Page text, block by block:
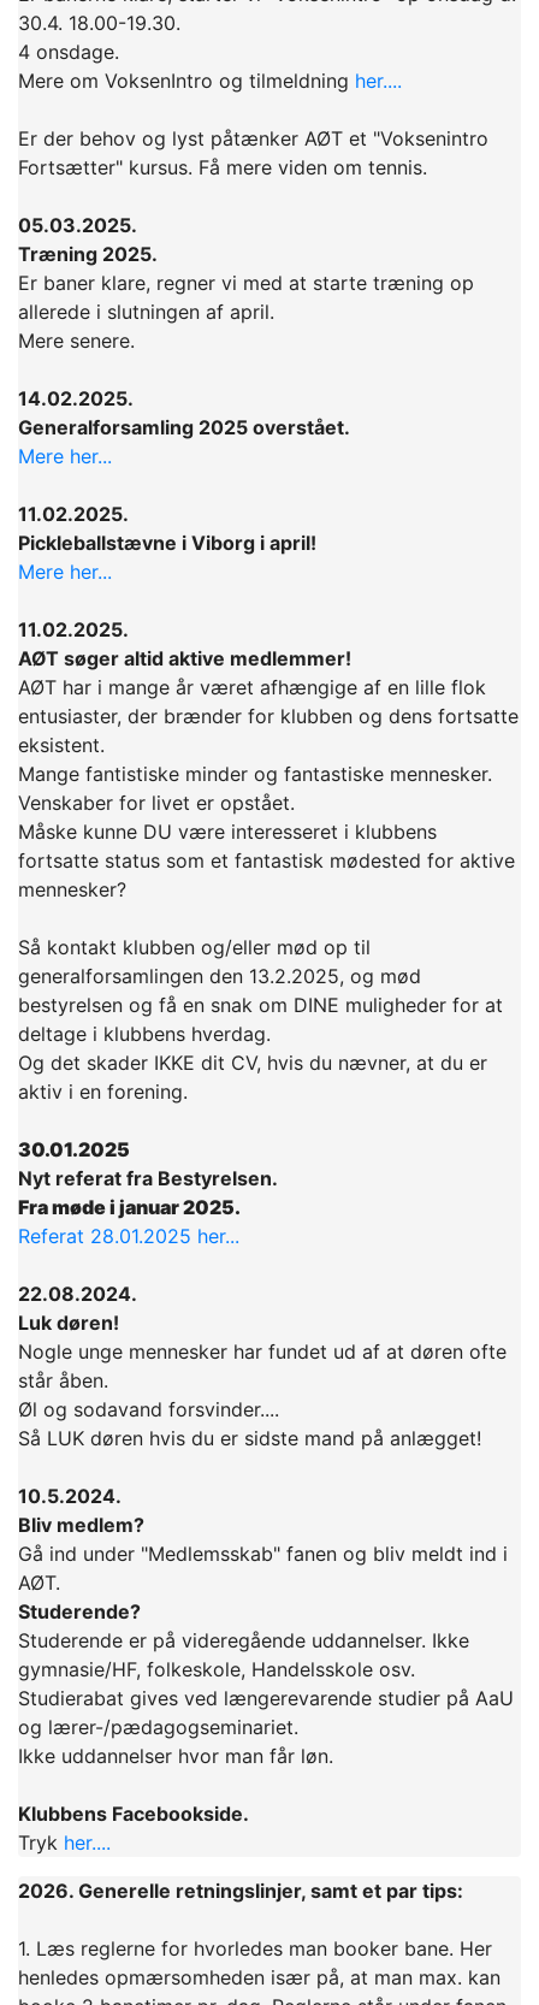
30.4. 18.00-19.30.
4 onsdage.
Mere om VoksenIntro og tilmeldning her....
Er der behov og lyst påtænker AØT et "Voksenintro
Fortsætter" kursus. Få mere viden om tennis.
05.03.2025.
Træning 2025.
Er baner klare, regner vi med at starte træning op
allerede i slutningen af april.
Mere senere.
14.02.2025.
Generalforsamling 2025 overstået.
Mere her...
11.02.2025.
Pickleballstævne i Viborg i april!
Mere her...
11.02.2025.
AØT søger altid aktive medlemmer!
AØT har i mange år været afhængige af en lille flok
entusiaster, der brænder for klubben og dens fortsatte
eksistent.
Mange fantistiske minder og fantastiske mennesker.
Venskaber for livet er opstået.
Måske kunne DU være interesseret i klubbens
fortsatte status som et fantastisk mødested for aktive
mennesker?
Så kontakt klubben og/eller mød op til
generalforsamlingen den 13.2.2025, og mød
bestyrelsen og få en snak om DINE muligheder for at
deltage i klubbens hverdag.
Og det skader IKKE dit CV, hvis du nævner, at du er
aktiv i en forening.
30.01.2025
Nyt referat fra Bestyrelsen.
Fra møde i januar 2025.
Referat 28.01.2025 her...
22.08.2024.
Luk døren!
Nogle unge mennesker har fundet ud af at døren ofte
står åben.
Øl og sodavand forsvinder....
Så LUK døren hvis du er sidste mand på anlægget!
10.5.2024.
Bliv medlem?
Gå ind under "Medlemsskab" fanen og bliv meldt ind i
AØT.
Studerende?
Studerende er på videregående uddannelser. Ikke
gymnasie/HF, folkeskole, Handelsskole osv.
Studierabat gives ved længerevarende studier på AaU
og lærer-/pædagogseminariet.
Ikke uddannelser hvor man får løn.
Klubbens Facebookside.
Tryk her....
2026. Generelle retningslinjer, samt et par tips:
1. Læs reglerne for hvorledes man booker bane. Her
henledes opmærsomheden især på, at man max. kan